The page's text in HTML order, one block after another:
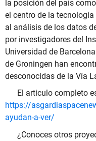
la posición del país
el centro de la
al análisis de los datos
por investigadores del
Universidad de
de Groningen han
desconocidas de la Vía
El articulo completo
https://
ayudan-a-ver/
¿Conoces otros